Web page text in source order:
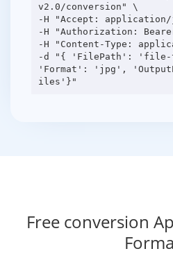
v2.0/conversion" \
-H "Accept:
-H "Authorization:
-H "Content-Type:
-d "{ 'FilePath': 'file-
'Format': 'jpg',
Free conversion